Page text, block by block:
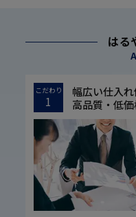
はる
こだわり
1
幅広い仕入
高品質・低